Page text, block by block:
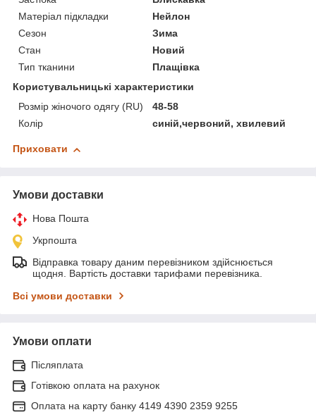
Матеріал підкладки
Нейлон
Сезон
Зима
Стан
Новий
Тип тканини
Плащівка
Користувальницькі характеристики
Розмір жіночого одягу (RU)
48-58
Колір
синій,червоний, хвилевий
Приховати
Умови доставки
Нова Пошта
Укрпошта
Відправка товару даним перевізником здійснюється
щодня. Вартість доставки тарифами перевізника.
Всі умови доставки
Умови оплати
Післяплата
Готівкою оплата на рахунок
Оплата на карту банку 4149 4390 2359 9255